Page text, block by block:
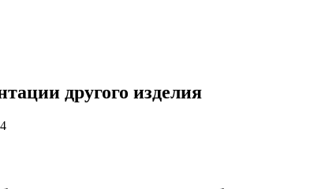
другого изделия